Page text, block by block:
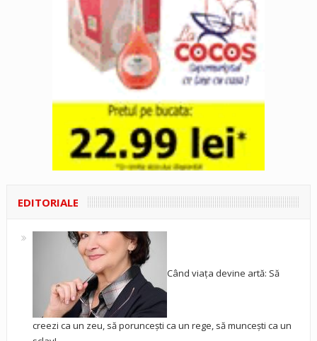
EDITORIALE
Când viața devine artă: Să
creezi ca un zeu, să poruncești ca un rege, să muncești ca un